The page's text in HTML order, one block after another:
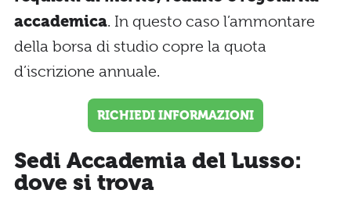
accademica. In questo caso l’ammontare
della borsa di studio copre la quota
d’iscrizione annuale.
RICHIEDI INFORMAZIONI
Sedi Accademia del Lusso:
dove si trova